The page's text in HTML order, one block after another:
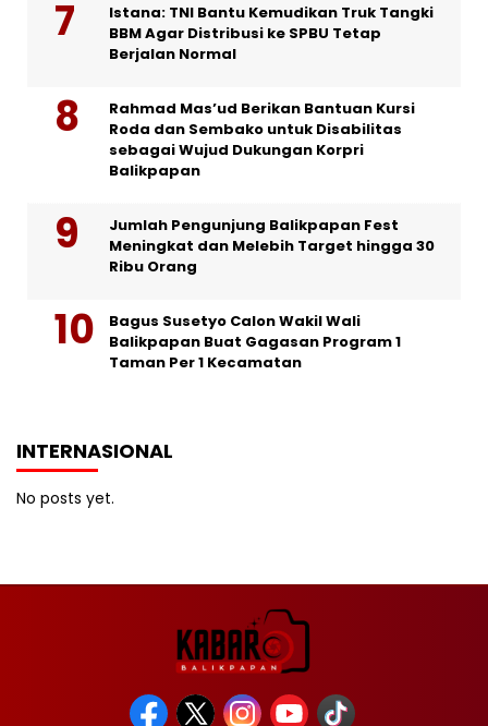
Istana: TNI Bantu Kemudikan Truk Tangki
BBM Agar Distribusi ke SPBU Tetap
Berjalan Normal
Rahmad Mas’ud Berikan Bantuan Kursi
Roda dan Sembako untuk Disabilitas
sebagai Wujud Dukungan Korpri
Balikpapan
Jumlah Pengunjung Balikpapan Fest
Meningkat dan Melebih Target hingga 30
Ribu Orang
Bagus Susetyo Calon Wakil Wali
Balikpapan Buat Gagasan Program 1
Taman Per 1 Kecamatan
INTERNASIONAL
No posts yet.